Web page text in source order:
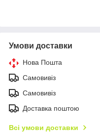
Умови доставки
Нова Пошта
Самовивіз
Самовивіз
Доставка поштою
Всі умови доставки